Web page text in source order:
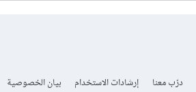
درّب معنا إرشادات الاستخدام بيان الخصوصية